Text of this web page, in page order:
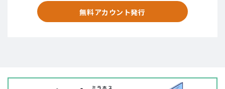
無料アカウント発行